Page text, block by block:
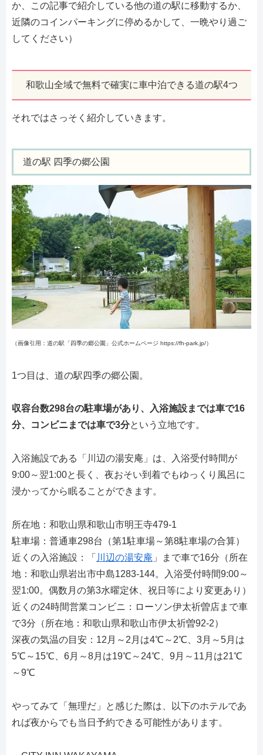
か、この記事で紹介している他の道の駅に移動するか、
近隣のコインパーキングに停めるかして、一晩やり過ご
してください）
和歌山全域で無料で確実に車中泊できる道の駅4つ
それではさっそく紹介していきます。
道の駅 四季の郷公園
（画像引用：道の駅「四季の郷公園」公式ホームページ https://fh-park.jp/）
1つ目は、道の駅四季の郷公園。
収容台数298台の駐車場があり、入浴施設までは車で16
分、コンビニまでは車で3分という立地です。
入浴施設である「川辺の湯安庵」は、入浴受付時間が
9:00～翌1:00と長く、夜おそい到着でもゆっくり風呂に
浸かってから眠ることができます。
所在地：和歌山県和歌山市明王寺479-1
駐車場：普通車298台（第1駐車場～第8駐車場の合算）
近くの入浴施設：「 川辺の湯安庵 」まで車で16分（所在
地：和歌山県岩出市中島1283-144。入浴受付時間9:00～
翌1:00。偶数月の第3水曜定休、祝日等により変更あり）
近くの24時間営業コンビニ：ローソン伊太祈曽店まで車
で3分（所在地：和歌山県和歌山市伊太祈曽92-2）
深夜の気温の目安：12月～2月は4℃～2℃、3月～5月は
5℃～15℃、6月～8月は19℃～24℃、9月～11月は21℃
～9℃
やってみて「無理だ」と感じた際は、以下のホテルであ
れば夜からでも当日予約できる可能性があります。